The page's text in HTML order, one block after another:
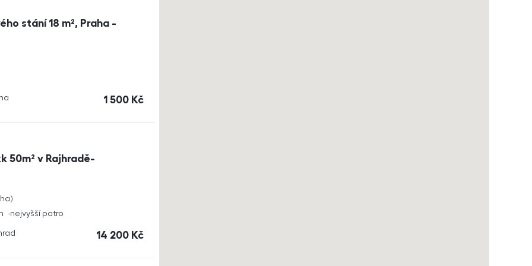
stání 18 m², Praha -
cena
1 500 Kč
50m² v Rajhradě-
nejvyšší patro
cena
14 200 Kč